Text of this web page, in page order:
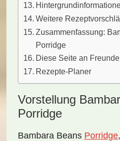
Weitere
Zusammenfassung:
Porridge
Diese Seite an
Rezepte-Planer
Vorstellung
Porridge
Bambara Beans Porridge